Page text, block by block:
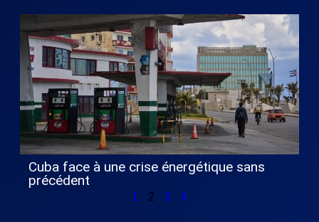
Cuba face à une crise énergétique sans
précédent
1 2 3 4